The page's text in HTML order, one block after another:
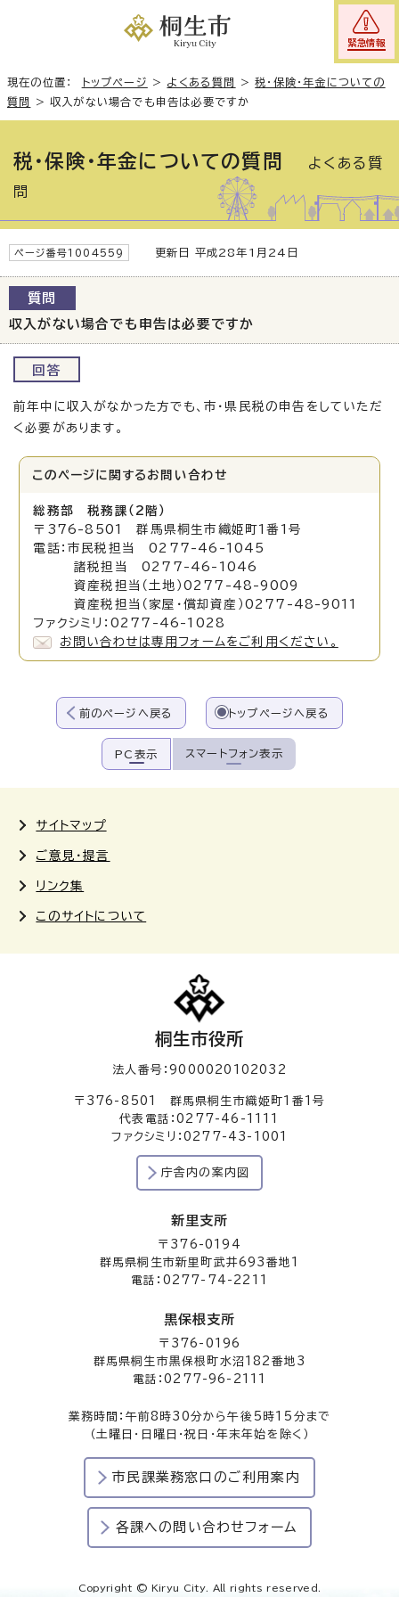
緊急情報
現在の位置： トップページ > よくある質問 >税・保険・年金についての
質問
>収入がない場合でも申告は必要ですか
税・保険・年金についての質問
よくある質
問
ページ番号1004559 更新日 平成28年1月24日
質問
収入がない場合でも申告は必要ですか
回答
前年中に収入がなかった方でも、市・県民税の申告をしていただ
く必要があります。
このページに関する お問い合わせ
総務部 税務課（2階）
〒376-8501 群馬県桐生市織姫町1番1号
電話：市民税担当 0277-46-1045
諸税担当 0277-46-1046
資産税担当（土地）0277-48-9009
資産税担当（家屋・償却資産）0277-48-9011
ファクシミリ：0277-46-1028
お問い合わせは専用フォームをご利用ください。
前のページへ戻る トップページへ戻る
PC表示 スマートフォン表示
サイトマップ
ご意見・提言
リンク集
このサイトについて
桐生市役所
法人番号：9000020102032
〒376-8501 群馬県桐生市織姫町1番1号
代表電話：0277-46-1111
ファクシミリ：0277-43-1001
庁舎内の案内図
新里支所
〒376-0194
群馬県桐生市新里町武井693番地1
電話：0277-74-2211
黒保根支所
〒376-0196
群馬県桐生市黒保根町水沼182番地3
電話：0277-96-2111
業務時間：午前8時30分から午後5時15分まで
（土曜日・日曜日・祝日・年末年始を除く）
市民課業務窓口のご利用案内
各課への問い合わせフォーム
Copyright © Kiryu City. All rights reserved.